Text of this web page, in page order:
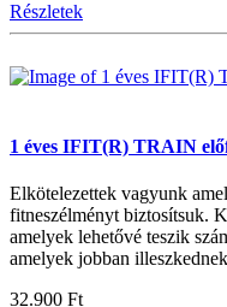
Részletek
1 éves IFIT(R) TRAIN
Elkötelezettek vagyunk
fitneszélményt biztosítsuk.
amelyek lehetővé teszik
amelyek jobban
32.900 Ft